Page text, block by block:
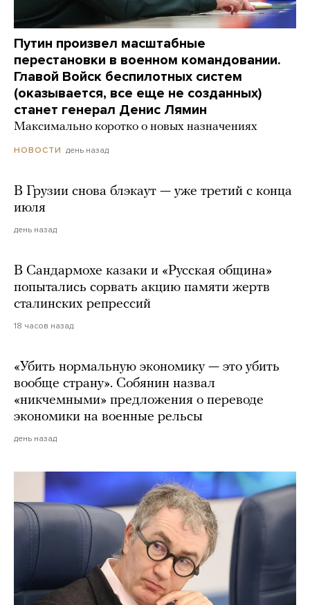
Путин произвел масштабные
перестановки в военном командовании.
Главой Войск беспилотных систем
(оказывается, все еще не созданных)
станет генерал Денис Лямин
Максимально коротко о новых назначениях
НОВОСТИ день назад
В Грузии снова блэкаут — уже третий с конца
июля
день назад
В Сандармохе казаки и «Русская община»
попытались сорвать акцию памяти жертв
сталинских репрессий
18 часов назад
«Убить нормальную экономику — это убить
вообще страну». Собянин назвал
«никчемными» предложения о переводе
экономики на военные рельсы
день назад